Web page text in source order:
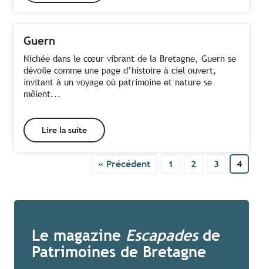
Guern
Nichée dans le cœur vibrant de la Bretagne, Guern se
dévoile comme une page d’histoire à ciel ouvert,
invitant à un voyage où patrimoine et nature se
mêlent...
Lire la suite
« Précédent 1 2 3 4
Le magazine Escapadesde
Patrimoines de Bretagne